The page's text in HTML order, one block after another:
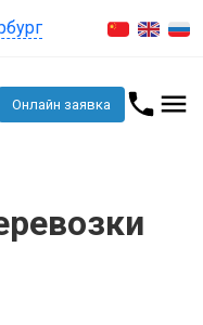
Онлайн заявка